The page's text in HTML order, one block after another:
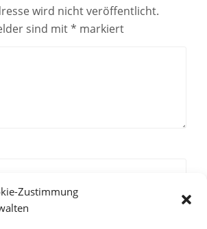
Zustimmung
wird nicht veröffentlicht.
sind mit* markiert
*